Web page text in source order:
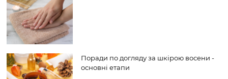
Поради по догляду за шкірою восени -
основні етапи